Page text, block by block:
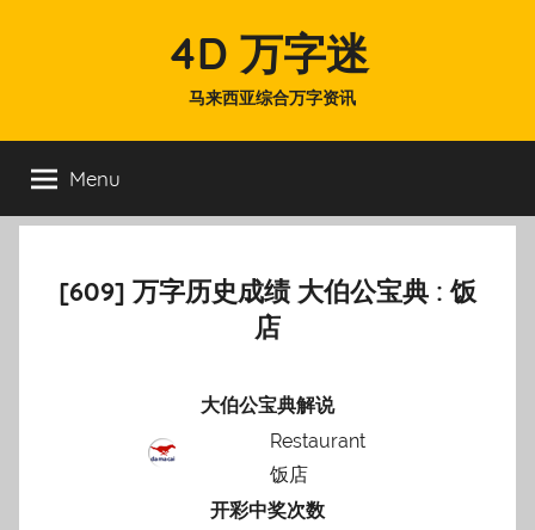
4D 万字迷
马来西亚综合万字资讯
Menu
[609] 万字历史成绩 大伯公宝典 : 饭
店
大伯公宝典解说
Restaurant
饭店
开彩中奖次数